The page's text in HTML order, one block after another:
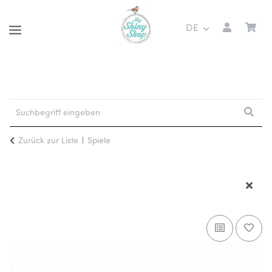
DE
Zurück zur Liste Spiele